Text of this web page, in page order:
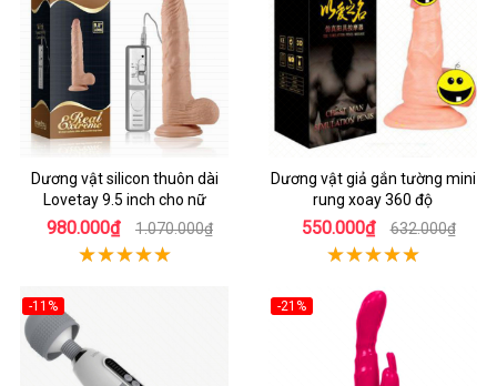
Dương vật silicon thuôn dài
Lovetay 9.5 inch cho nữ
980.000₫ 1.070.000₫
Dương vật giả gắn tường mini
rung xoay 360 độ
550.000₫ 632.000₫
-11% -21%